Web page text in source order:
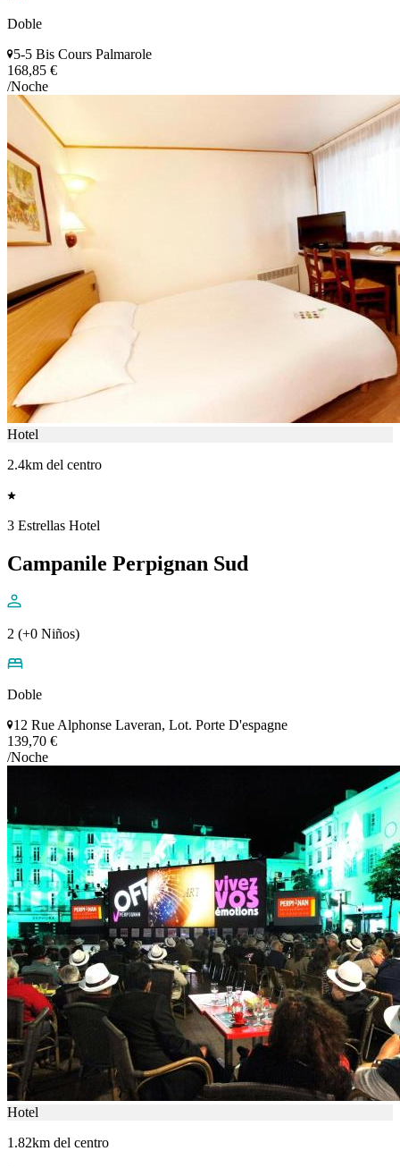
Doble
5-5 Bis Cours Palmarole
168,85 €
/Noche
Hotel
2.4km del centro
3 Estrellas Hotel
Campanile Perpignan Sud
2 (+0 Niños)
Doble
12 Rue Alphonse Laveran, Lot. Porte D'espagne
139,70 €
/Noche
Hotel
1.82km del centro